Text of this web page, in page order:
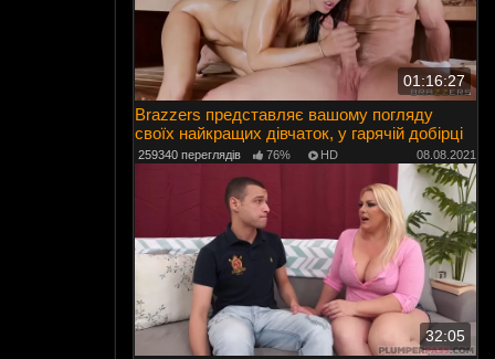
01:16:27
Brazzers представляє вашому погляду
своїх найкращих дівчаток, у гарячій добірці
259340 переглядів 76% HD 08.08.2021
32:05